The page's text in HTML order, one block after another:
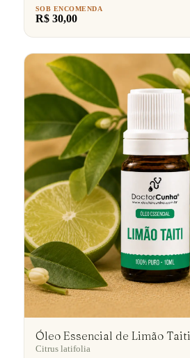
SOB ENCOMENDA
R$ 30,00
Óleo Essencial de Limão Taiti
Citrus latifolia